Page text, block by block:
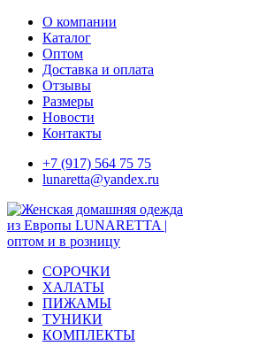
Skip
content
О компании
Каталог
Оптом
Доставка и оплата
Отзывы
Размеры
Новости
Контакты
+7 (917) 564 75 75
lunaretta@yandex.ru
СОРОЧКИ
ХАЛАТЫ
ПИЖАМЫ
ТУНИКИ
КОМПЛЕКТЫ